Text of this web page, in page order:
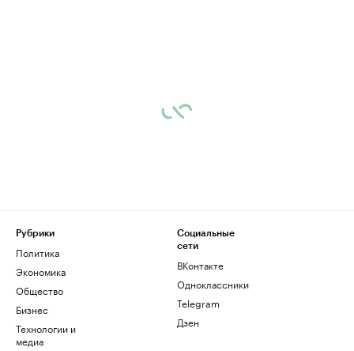
Рубрики
Политика
Экономика
Общество
Бизнес
Технологии и
медиа
Социальные
сети
ВКонтакте
Одноклассники
Telegram
Дзен